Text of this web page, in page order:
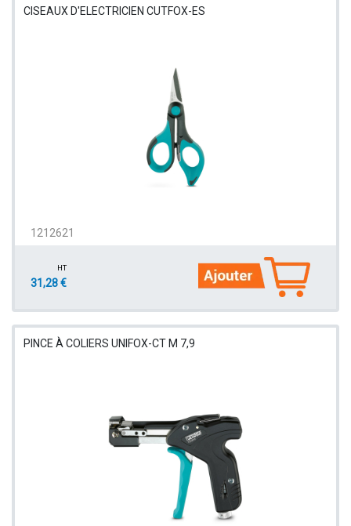
CISEAUX D'ELECTRICIEN CUTFOX-ES
1212621
HT
31,28 €
PINCE À COLIERS UNIFOX-CT M 7,9